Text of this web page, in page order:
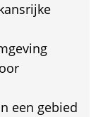
een gebied